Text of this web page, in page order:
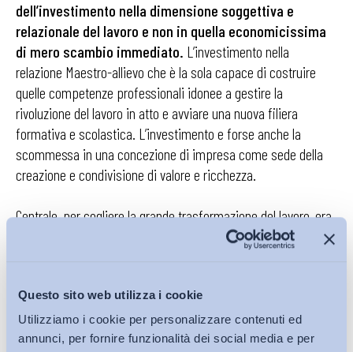
Questo sito web utilizza i cookie
Utilizziamo i cookie per personalizzare contenuti ed
annunci, per fornire funzionalità dei social media e per
dell’investimento nella dimensione soggettiva e
relazionale del lavoro e non in quella economicissima
di mero scambio immediato. L’investimento nella
relazione Maestro-allievo che è la sola capace di costruire
quelle competenze professionali idonee a gestire la
rivoluzione del lavoro in atto e avviare una nuova filiera
formativa e scolastica. L’investimento e forse anche la
scommessa in una concezione di impresa come sede della
creazione e condivisione di valore e ricchezza.
Centrale, per cogliere la grande trasformazione del lavoro, era
in effetti non solo la razionalizzazione delle tipologie
contrattuali e l’avvio del nuovo contratto a tutele crescenti ma
di impresa. Perché la modernizzazione del mercato del
lavoro e il superamento del Novecento ideologico passa
anche da un ambiente culturalmente favorevole allalibertà di